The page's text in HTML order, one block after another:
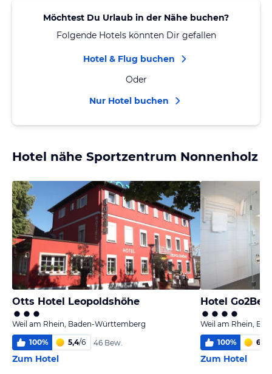
Möchtest Du Urlaub in der Nähe buchen?
Folgende Hotels könnten Dir gefallen
Hotel & Flug buchen
Oder
Nur Hotel buchen
Hotel nähe Sportzentrum Nonnenholz
Otts Hotel Leopoldshöhe
Weil am Rhein, Baden-Württemberg
100% 5,4/6 46 Bew.
Zum Hotel
Hotel Go2Bed
Weil am Rhein,
100% 6,0
Zum Hotel